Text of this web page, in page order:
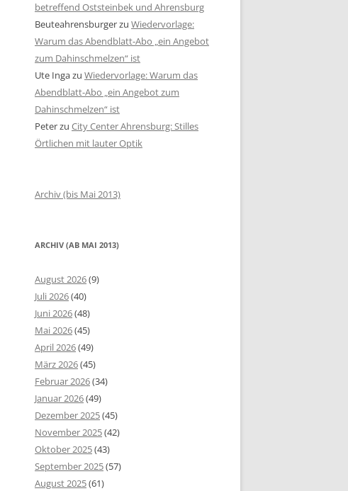
betreffend Oststeinbek und Ahrensburg
Beuteahrensburgerzu Wiedervorlage:
Warum das Abendblatt-Abo „ein Angebot
zum Dahinschmelzen“ ist
Ute Ingazu Wiedervorlage: Warum das
Abendblatt-Abo „ein Angebot zum
Dahinschmelzen“ ist
Peterzu City Center Ahrensburg: Stilles
Örtlichen mit lauter Optik
Archiv (bis Mai 2013)
ARCHIV (AB MAI 2013)
August 2026(9)
Juli 2026(40)
Juni 2026(48)
Mai 2026(45)
April 2026(49)
März 2026(45)
Februar 2026(34)
Januar 2026(49)
Dezember 2025(45)
November 2025(42)
Oktober 2025(43)
September 2025(57)
August 2025(61)